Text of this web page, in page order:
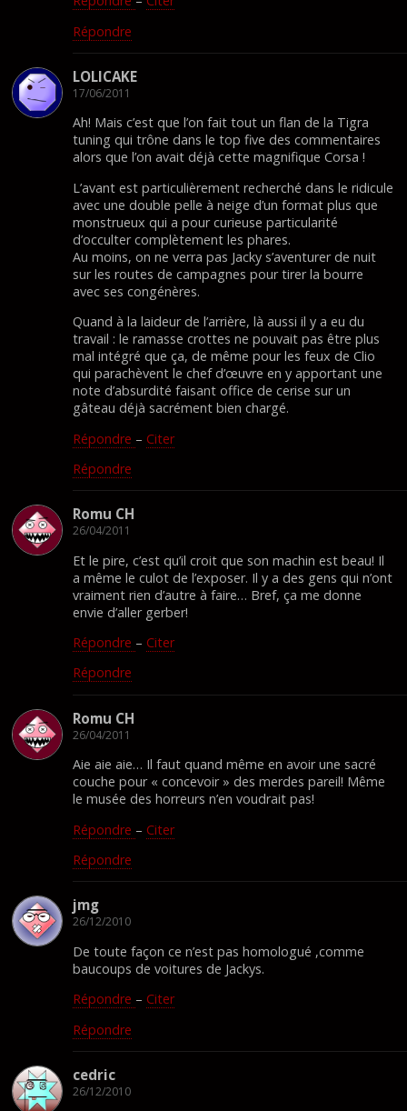
Répondre
LOLICAKE
17/06/2011
Ah! Mais c’est que l’on fait tout un flan de la Tigra
tuning qui trône dans le top five des commentaires
alors que l’on avait déjà cette magnifique Corsa !
L’avant est particulièrement recherché dans le ridicule
avec une double pelle à neige d’un format plus que
monstrueux qui a pour curieuse particularité
d’occulter complètement les phares.
Au moins, on ne verra pas Jacky s’aventurer de nuit
sur les routes de campagnes pour tirer la bourre
avec ses congénères.
Quand à la laideur de l’arrière, là aussi il y a eu du
travail : le ramasse crottes ne pouvait pas être plus
mal intégré que ça, de même pour les feux de Clio
qui parachèvent le chef d’œuvre en y apportant une
note d’absurdité faisant office de cerise sur un
gâteau déjà sacrément bien chargé.
Répondre – Citer
Répondre
Romu CH
26/04/2011
Et le pire, c’est qu’il croit que son machin est beau! Il
a même le culot de l’exposer. Il y a des gens qui n’ont
vraiment rien d’autre à faire… Bref, ça me donne
envie d’aller gerber!
Répondre – Citer
Répondre
Romu CH
26/04/2011
Aie aie aie… Il faut quand même en avoir une sacré
couche pour « concevoir » des merdes pareil! Même
le musée des horreurs n’en voudrait pas!
Répondre – Citer
Répondre
jmg
26/12/2010
De toute façon ce n’est pas homologué ,comme
baucoups de voitures de Jackys.
Répondre – Citer
Répondre
cedric
26/12/2010